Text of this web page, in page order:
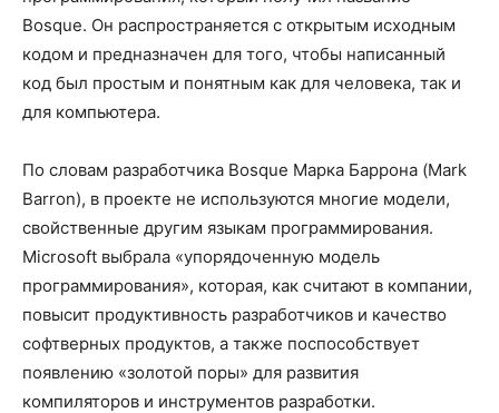
Bosque. Он распространяется с открытым исходным
кодом и предназначен для того, чтобы написанный
код был простым и понятным как для человека, так и
для компьютера.
По словам разработчика Bosque Марка Баррона (Mark
Barron), в проекте не используются многие модели,
свойственные другим языкам программирования.
Microsoft выбрала «упорядоченную модель
программирования», которая, как считают в компании,
повысит продуктивность разработчиков и качество
софтверных продуктов, а также поспособствует
появлению «золотой поры» для развития
компиляторов и инструментов разработки.